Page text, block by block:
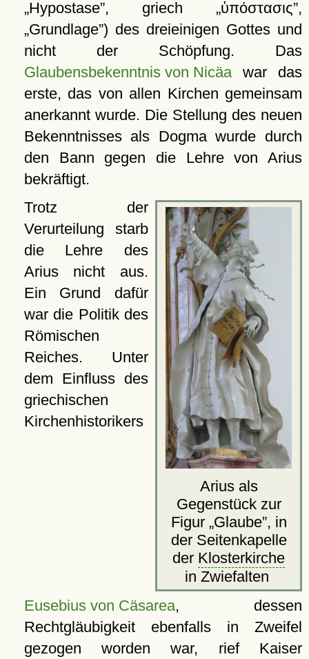
Hypostase , griech ὑπόστασις ,
Grundlage ) des dreieinigen Gottes und
nicht der Schöpfung. Das
Glaubensbekenntnis von Nicäawar das
erste, das von allen Kirchen gemeinsam
anerkannt wurde. Die Stellung des neuen
Bekenntnisses als Dogma wurde durch
den Bann gegen die Lehre von Arius
bekräftigt.
Arius als
Gegenstück zur
Figur Glaube , in
der Seitenkapelle
der Klosterkirche
in Zwiefalten
Trotz der
Verurteilung starb
die Lehre des
Arius nicht aus.
Ein Grund dafür
war die Politik des
Römischen
Reiches. Unter
dem Einfluss des
griechischen
Kirchenhistorikers
Eusebius von Cäsarea, dessen
Rechtgläubigkeit ebenfalls in Zweifel
gezogen worden war, rief Kaiser